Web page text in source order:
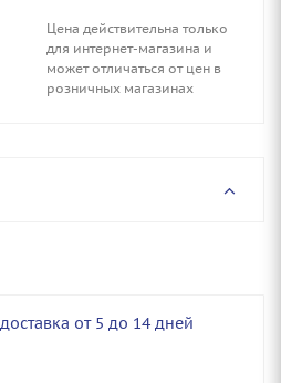
Цена действительна только
для интернет-магазина и
может отличаться от цен в
розничных магазинах
от 5 до 14 дней